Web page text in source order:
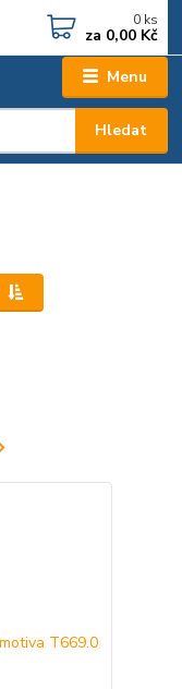
Menu
Hledat
0 ks
za 0,00 Kč